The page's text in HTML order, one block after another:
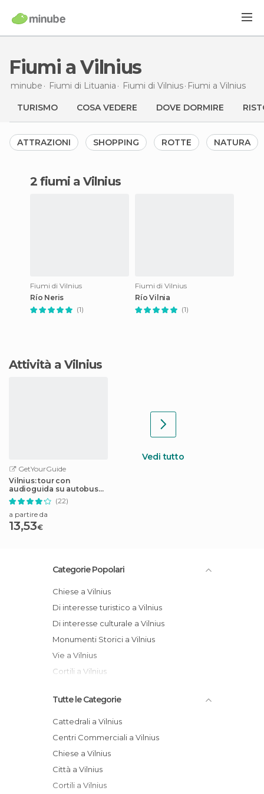
Fiumi a Vilnius
minube Fiumi di Lituania Fiumi di Vilnius Fiumi a Vilnius
TURISMO COSA VEDERE DOVE DORMIRE
ATTRAZIONI SHOPPING ROTTE NATURA
2 fiumi a Vilnius
Fiumi di Vilnius
Río Neris
(1)
Fiumi di Vilnius
Río Vilnia
(1)
Attività a Vilnius
GetYourGuide
Vilnius: tour con
audioguida su autobus
panoramico
(22)
a partire da
13,53€
Vedi tutto
Categorie Popolari
Chiese a Vilnius
Di interesse turistico a Vilnius
Di interesse culturale a Vilnius
Monumenti Storici a Vilnius
Vie a Vilnius
Cortili a Vilnius
Tutte le Categorie
Cattedrali a Vilnius
Centri Commerciali a Vilnius
Chiese a Vilnius
Città a Vilnius
Cortili a Vilnius